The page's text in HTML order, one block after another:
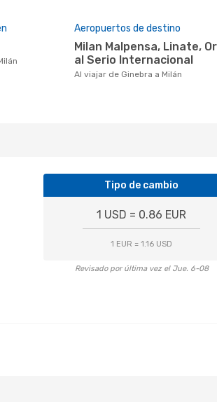
Aeropuertos de destino
Milan Malpensa, Linate, Orio
al Serio Internacional
Al viajar de Ginebra a Milán
Tipo de cambio
1 USD = 0.86 EUR
1 EUR = 1.16 USD
Revisado por última vez el Jue. 6-08